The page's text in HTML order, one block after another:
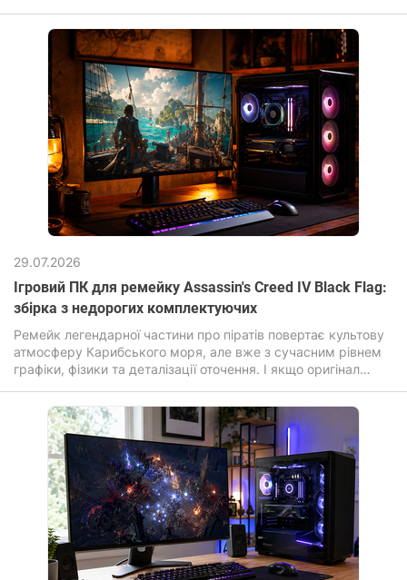
новинок.
29.07.2026
Ігровий ПК для ремейку Assassin's Creed IV Black Flag:
збірка з недорогих комплектуючих
Ремейк легендарної частини про піратів повертає культову
атмосферу Карибського моря, але вже з сучасним рівнем
графіки, фізики та деталізації оточення. І якщо оригінал
Assassin's Creed Black Flag Resynced посилює візуальну
частину: перероблені текстури, покращене освітлення,
реалістична вода та «живіший» відкритий світ. Гра
перенесена на просунутий рушій Anvil з підтримкою
ілюмінування та трасування променів.